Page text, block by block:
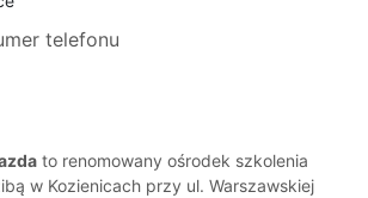
telefonu
to renomowany ośrodek szkolenia
w Kozienicach przy ul. Warszawskiej